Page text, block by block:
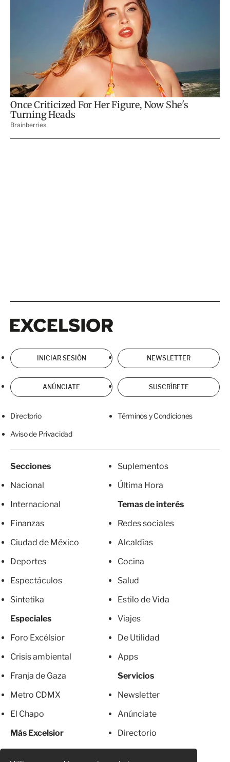
INICIAR SESIÓN NEWSLETTER
ANÚNCIATE SUSCRÍBETE
Directorio Términos y Condiciones
Aviso de Privacidad
Secciones
Nacional
Internacional
Finanzas
Ciudad de México
Deportes
Espectáculos
Sintetika
Especiales
Foro Excélsior
Crisis ambiental
Franja de Gaza
Metro CDMX
El Chapo
Más Excelsior
Suplementos
Última Hora
Temas de interés
Redes sociales
Alcaldías
Cocina
Salud
Estilo de Vida
Viajes
De Utilidad
Apps
Servicios
Newsletter
Anúnciate
Directorio